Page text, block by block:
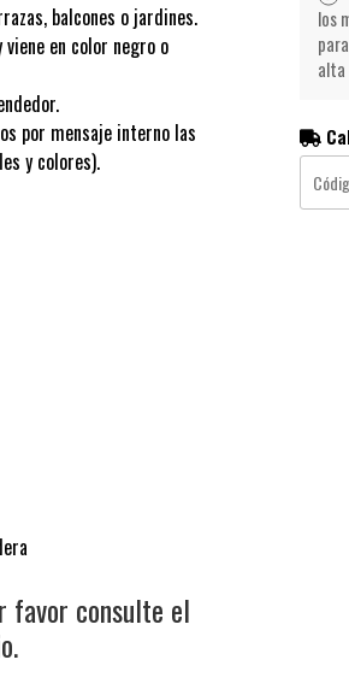
balcones o jardines.
en color negro o
por mensaje interno las
y colores).
favor consulte el
los
alta